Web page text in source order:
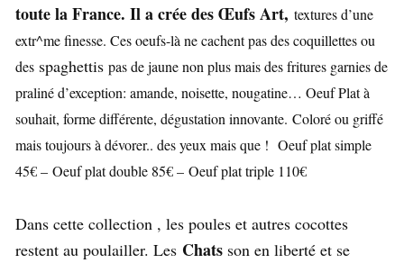
toute la France. Il a crée des Œufs Art, textures d’une
extr^me finesse. Ces oeufs-là ne cachent pas des coquillettes ou
des spaghettis pas de jaune non plus mais des fritures garnies de
praliné d’exception: amande, noisette, nougatine… Oeuf Plat à
souhait, forme différente, dégustation innovante. Coloré ou griffé
mais toujours à dévorer.. des yeux mais que ! Oeuf plat simple
45€ – Oeuf plat double 85€ – Oeuf plat triple 110€
Dans cette collection , les poules et autres cocottes
restent au poulailler. Les Chats son en liberté et se